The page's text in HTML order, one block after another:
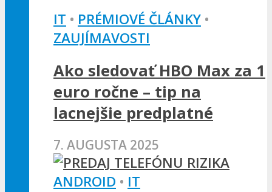
IT • PRÉMIOVÉ ČLÁNKY •
ZAUJÍMAVOSTI
Ako sledovať HBO Max za 1
euro ročne – tip na
lacnejšie predplatné
7. AUGUSTA 2025
ANDROID • IT